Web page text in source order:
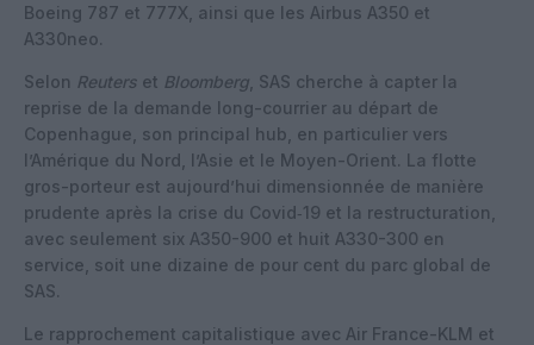
Boeing 787 et 777X, ainsi que les Airbus A350 et
A330neo.
Selon Reuters et Bloomberg , SAS cherche à capter la
reprise de la demande long-courrier au départ de
Copenhague, son principal hub, en particulier vers
l’Amérique du Nord, l’Asie et le Moyen-Orient. La flotte
gros-porteur est aujourd’hui dimensionnée de manière
prudente après la crise du Covid‑19 et la restructuration,
avec seulement six A350-900 et huit A330-300 en
service, soit une dizaine de pour cent du parc global de
SAS.
Le rapprochement capitalistique avec Air France-KLM et